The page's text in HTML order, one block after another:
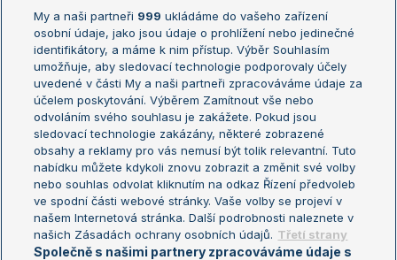
Žebříček ATP (muži)
Žebříček WTA (ženy)
Sázkařský žebříček
Australian Open
French Open
Wimbledon
US Open
Turnaj mistrů
Turnaj mistryň
Aktualní trendy
Fotbalové přestupy
Livesport Daily
LS Prague Open
My a naši partneři 999 ukládáme do vašeho zařízení
osobní údaje, jako jsou údaje o prohlížení nebo jedinečné
identifikátory, a máme k nim přístup. Výběr Souhlasím
umožňuje, aby sledovací technologie podporovaly účely
uvedené v části My a naši partneři zpracováváme údaje za
účelem poskytování. Výběrem Zamítnout vše nebo
odvoláním svého souhlasu je zakážete. Pokud jsou
sledovací technologie zakázány, některé zobrazené
obsahy a reklamy pro vás nemusí být tolik relevantní. Tuto
nabídku můžete kdykoli znovu zobrazit a změnit své volby
nebo souhlas odvolat kliknutím na odkaz Řízení předvoleb
ve spodní části webové stránky. Vaše volby se projeví v
našem Internetová stránka. Další podrobnosti naleznete v
našich Zásadách ochrany osobních údajů. Třetí strany
Společně s našimi partnery zpracováváme údaje s